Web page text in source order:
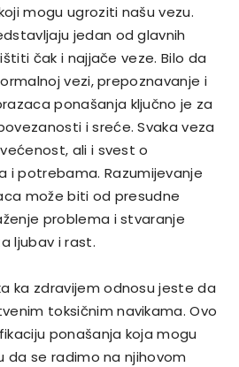
mogu ugroziti našu vezu.
jedan od glavnih
čak i najjače veze. Bilo da
vezi, prepoznavanje i
ponašanja ključno je za
i sreće. Svaka veza
ali i svest o
i potrebama. Razumijevanje
može biti od presudne
problema i stvaranje
ljubav i rast.
ka zdravijem odnosu jeste da
toksičnim navikama. Ovo
ponašanja koja mogu
da se radimo na njihovom